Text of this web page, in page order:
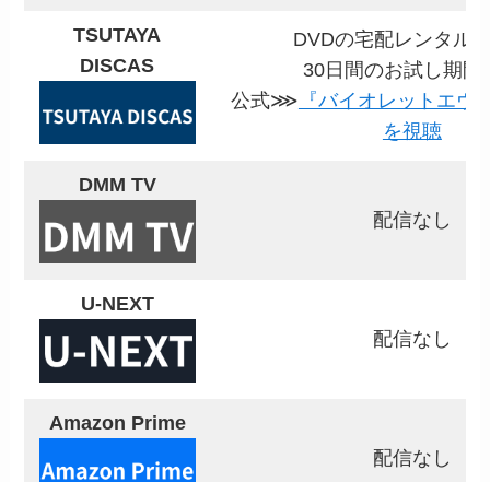
TSUTAYA
DISCAS
DVDの宅配レンタル
30日間のお試し期間
公式⋙ 『バイオレットエヴ
を視聴
DMM TV
配信なし
U-NEXT
配信なし
Amazon Prime
配信なし